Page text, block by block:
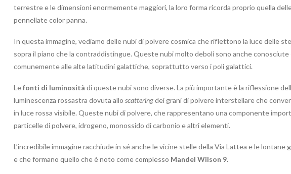
terrestre e le dimensioni enormemente maggiori, la loro forma ricorda proprio quella
pennellate color panna.
In questa immagine, vediamo delle nubi di polvere cosmica che riflettono la luce delle
sopra il piano che la contraddistingue. Queste nubi molto deboli sono anche conosciute
comunemente alle alte latitudini galattiche, soprattutto verso i poli galattici.
Lefonti di luminosità di queste nubi sono diverse. La più importante è la riflessione
luminescenza rossastra dovuta allo scatteringdei grani di polvere interstellare che
in luce rossa visibile. Queste nubi di polvere, che rappresentano una componente
particelle di polvere, idrogeno, monossido di carbonio e altri elementi.
L’incredibile immagine racchiude in sé anche le vicine stelle della Via Lattea e le lontane
e che formano quello che è noto come complesso Mandel Wilson 9.